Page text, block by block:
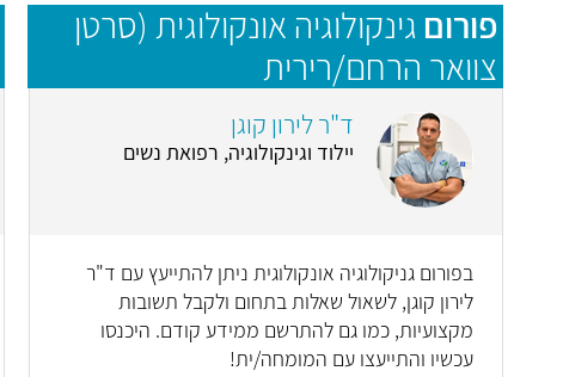
פורום גינקולוגיה אונקולוגית (סרטן
צוואר הרחם/רירית
הרחם/שחלות/סרטן העריה)
ד"ר לירון קוגן
יילוד וגינקולוגיה, רפואת נשים
בפורום גניקולוגיה אונקולוגית ניתן להתייעץ עם ד"ר
לירון קוגן, לשאול שאלות בתחום ולקבל תשובות
מקצועיות, כמו גם להתרשם ממידע קודם. היכנסו
עכשיו והתייעצו עם המומחה/ית!